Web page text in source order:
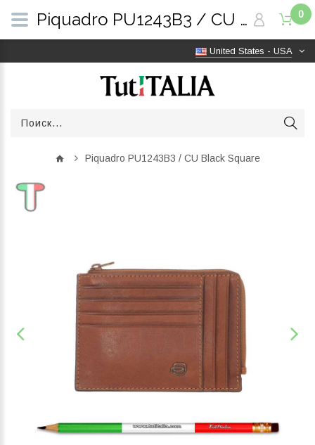
United States - USA
0
Piquadro PU1243B3 / CU Black Square
Piquadro PU1243B3 / CU Black Square | TutITALIA